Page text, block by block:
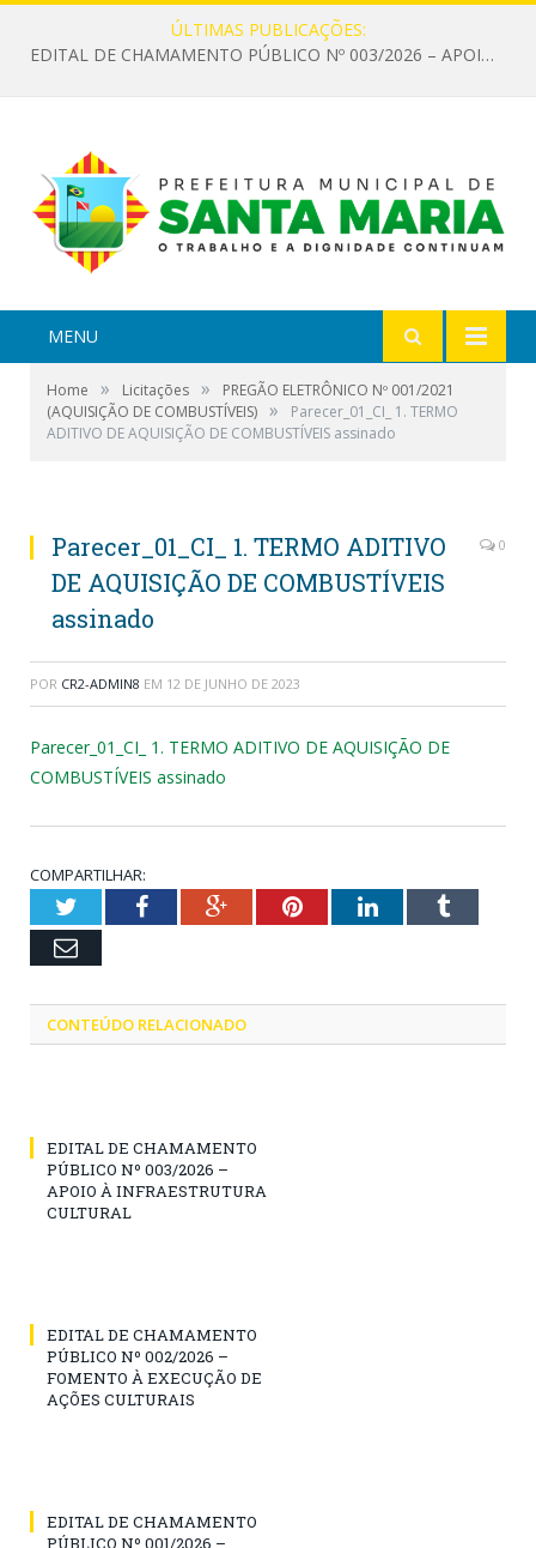
ÚLTIMAS PUBLICAÇÕES:
EDITAL DE CHAMAMENTO PÚBLICO Nº 003/2026 – APOIO À INFRAESTRUTURA CULTURAL
MENU
Home » Licitações »
PREGÃO ELETRÔNICO Nº 001/2021
(AQUISIÇÃO DE COMBUSTÍVEIS) »
Parecer_01_CI_ 1. TERMO
ADITIVO DE AQUISIÇÃO DE COMBUSTÍVEIS assinado
Parecer_01_CI_ 1. TERMO ADITIVO
DE AQUISIÇÃO DE COMBUSTÍVEIS
assinado
0
POR CR2-ADMIN8 EM 12 DE JUNHO DE 2023
Parecer_01_CI_ 1. TERMO ADITIVO DE AQUISIÇÃO DE
COMBUSTÍVEIS assinado
COMPARTILHAR:
TwitterFacebookGoogle+PinterestLinkedInTumblr
Email
CONTEÚDO RELACIONADO
EDITAL DE CHAMAMENTO
PÚBLICO Nº 003/2026 –
APOIO À INFRAESTRUTURA
CULTURAL
EDITAL DE CHAMAMENTO
PÚBLICO Nº 002/2026 –
FOMENTO À EXECUÇÃO DE
AÇÕES CULTURAIS
EDITAL DE CHAMAMENTO
PÚBLICO Nº 001/2026 –